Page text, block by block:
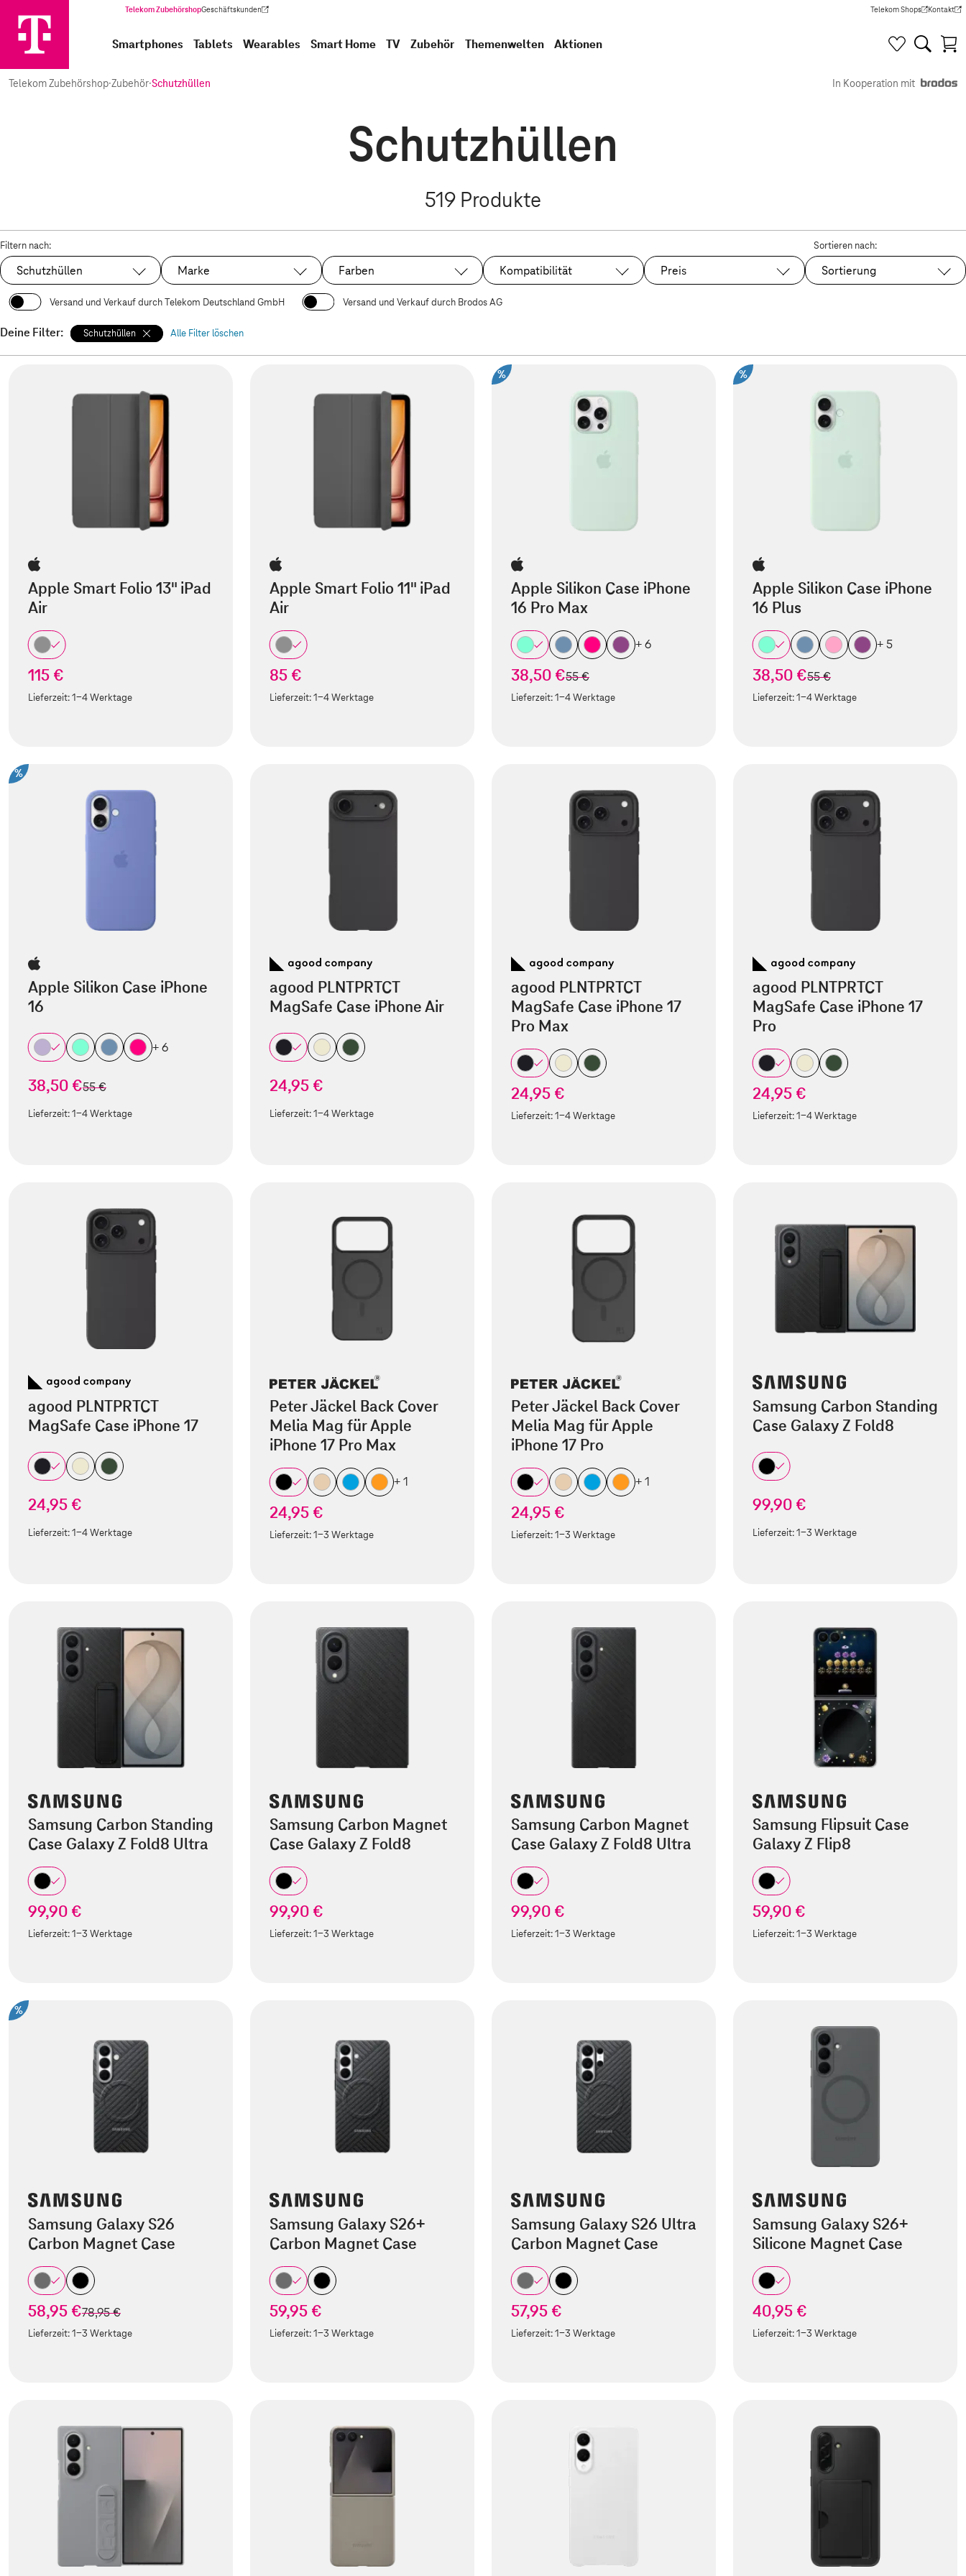
Telekom ZubehörshopGeschäftskunden
(Wird in einem neuen Tab geöffnet) Telekom Shops
(Wird in einem neuen Tab
Kontakt
(Wird in
Smartphones Tablets Wearables Smart Home TV Zubehör Themenwelten Aktionen
Telekom Zubehörshop·Zubehör·Schutzhüllen In Kooperation mit
Schutzhüllen
519 Produkte
Filtern nach:
Ausgewählt:
Schutzhüllen Marke Farben Kompatibilität Preis
Sortieren nach:
Sortierung
Versand und Verkauf durch Telekom Deutschland GmbH Versand und Verkauf durch Brodos AG
Deine Filter: Schutzhüllen Alle Filter löschen
Apple Smart Folio 13" iPad
Air
115 €
Lieferzeit:1-4 Werktage
Apple Smart Folio 11" iPad
Air
85 €
Lieferzeit:1-4 Werktage
%
Apple Silikon Case iPhone
16 Pro Max
+ 6
38,50 €statt
55 €
Lieferzeit:1-4 Werktage
%
Apple Silikon Case iPhone
16 Plus
+ 5
38,50 €statt
55 €
Lieferzeit:1-4 Werktage
%
Apple Silikon Case iPhone
16
+ 6
38,50 €statt
55 €
Lieferzeit:1-4 Werktage
agood PLNTPRTCT
MagSafe Case iPhone Air
24,95 €
Lieferzeit:1-4 Werktage
agood PLNTPRTCT
MagSafe Case iPhone 17
Pro Max
24,95 €
Lieferzeit:1-4 Werktage
agood PLNTPRTCT
MagSafe Case iPhone 17
Pro
24,95 €
Lieferzeit:1-4 Werktage
agood PLNTPRTCT
MagSafe Case iPhone 17
24,95 €
Lieferzeit:1-4 Werktage
Peter Jäckel Back Cover
Melia Mag für Apple
iPhone 17 Pro Max
+ 1
24,95 €
Lieferzeit:1-3 Werktage
Peter Jäckel Back Cover
Melia Mag für Apple
iPhone 17 Pro
+ 1
24,95 €
Lieferzeit:1-3 Werktage
Samsung Carbon Standing
Case Galaxy Z Fold8
99,90 €
Lieferzeit:1-3 Werktage
Samsung Carbon Standing
Case Galaxy Z Fold8 Ultra
99,90 €
Lieferzeit:1-3 Werktage
Samsung Carbon Magnet
Case Galaxy Z Fold8
99,90 €
Lieferzeit:1-3 Werktage
Samsung Carbon Magnet
Case Galaxy Z Fold8 Ultra
99,90 €
Lieferzeit:1-3 Werktage
Samsung Flipsuit Case
Galaxy Z Flip8
59,90 €
Lieferzeit:1-3 Werktage
%
Samsung Galaxy S26
Carbon Magnet Case
58,95 €statt
78,95 €
Lieferzeit:1-3 Werktage
Samsung Galaxy S26+
Carbon Magnet Case
59,95 €
Lieferzeit:1-3 Werktage
Samsung Galaxy S26 Ultra
Carbon Magnet Case
57,95 €
Lieferzeit:1-3 Werktage
Samsung Galaxy S26+
Silicone Magnet Case
40,95 €
Lieferzeit:1-3 Werktage